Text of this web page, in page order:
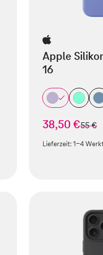
Apple
16
38,50 €statt
55 €
Lieferzeit:1-4